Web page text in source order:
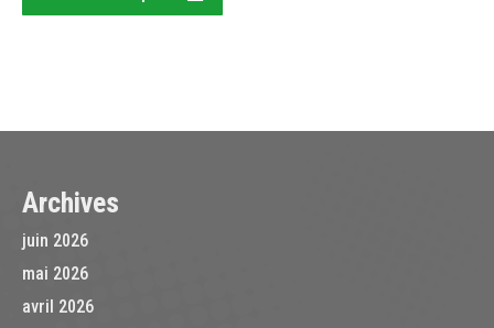
Archives
juin 2026
mai 2026
avril 2026